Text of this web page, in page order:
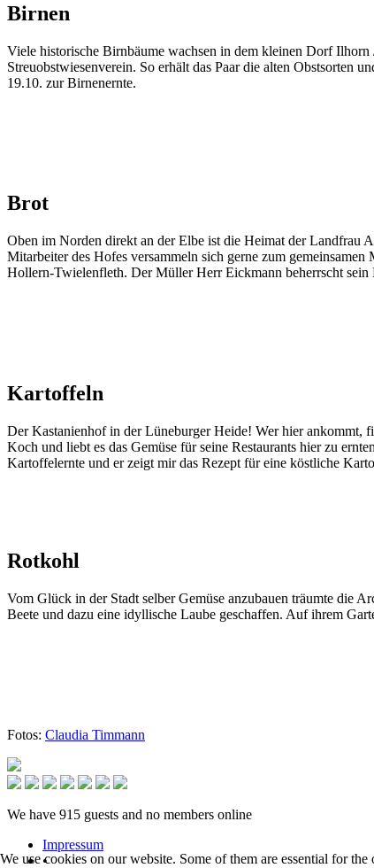
Birnen
Viele historische Birnbäume wachsen in dem kleinen Dorf
Streuobstwiesenverein. So erhält das Paar die alten Obstsorten
19.10. zur Birnenernte.
Brot
Oben im Norden direkt an der Elbe ist die Heimat der Landfrau
Mitarbeiter des Hofes versammeln sich gerne zum
Hollern-Twielenfleth. Der Müller Herr Eickmann beherrscht
Kartoffeln
Der Kastanienhof in der Lüneburger Heide! Wer hier ankommt,
Koch und liebt es das Gemüse für seine Restaurants hier zu
Kartoffelernte und er zeigt mir das Rezept für eine köstliche
Rotkohl
Vom Glück in der Stadt selber Gemüse anzubauen träumte die
Beete und dazu eine idyllische Laube geschaffen. Auf ihrem
Fotos: Claudia Timmann
We have 915 guests and no members online
Impressum
•
We use cookies on our website. Some of them are essential for